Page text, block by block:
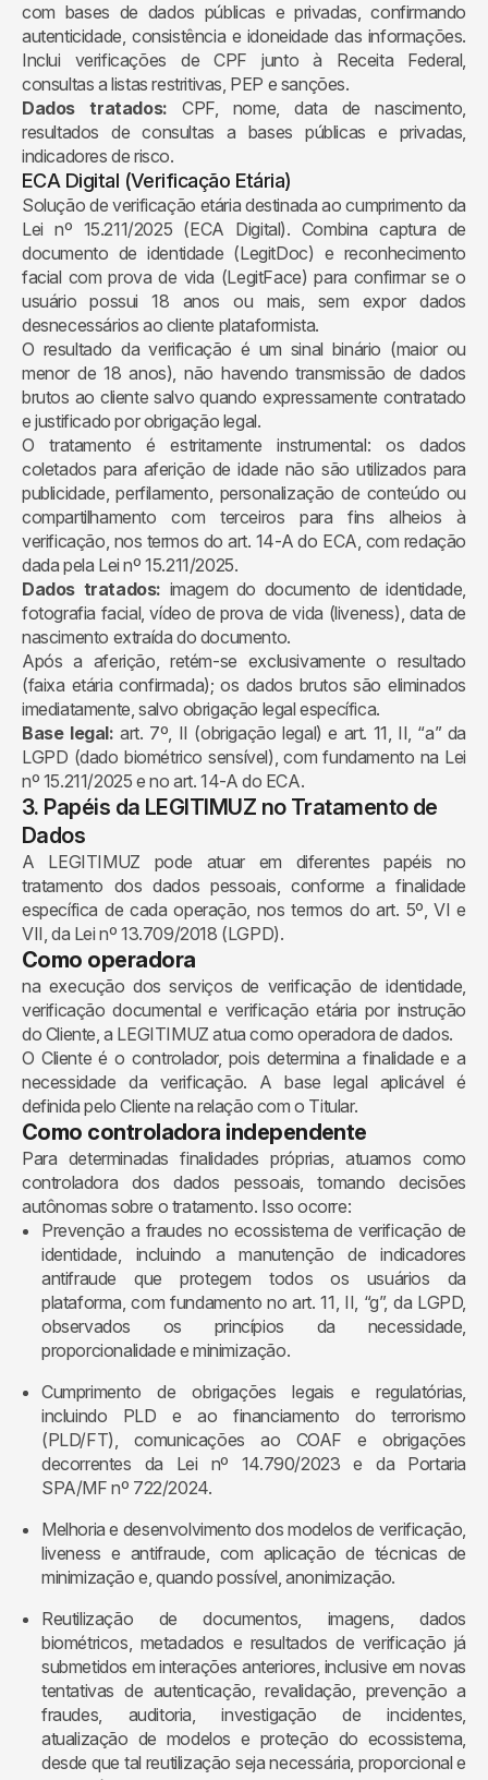
com bases de dados públicas e privadas, confirmando
autenticidade, consistência e idoneidade das informações.
Inclui verificações de CPF junto à Receita Federal,
consultas a listas restritivas, PEP e sanções.
Dados tratados: CPF, nome, data de nascimento,
resultados de consultas a bases públicas e privadas,
indicadores de risco.
ECA Digital (Verificação Etária)
Solução de verificação etária destinada ao cumprimento da
Lei nº 15.211/2025 (ECA Digital). Combina captura de
documento de identidade (LegitDoc) e reconhecimento
facial com prova de vida (LegitFace) para confirmar se o
usuário possui 18 anos ou mais, sem expor dados
desnecessários ao cliente plataformista.
O resultado da verificação é um sinal binário (maior ou
menor de 18 anos), não havendo transmissão de dados
brutos ao cliente salvo quando expressamente contratado
e justificado por obrigação legal.
O tratamento é estritamente instrumental: os dados
coletados para aferição de idade não são utilizados para
publicidade, perfilamento, personalização de conteúdo ou
compartilhamento com terceiros para fins alheios à
verificação, nos termos do art. 14-A do ECA, com redação
dada pela Lei nº 15.211/2025.
Dados tratados: imagem do documento de identidade,
fotografia facial, vídeo de prova de vida (liveness), data de
nascimento extraída do documento.
Após a aferição, retém-se exclusivamente o resultado
(faixa etária confirmada); os dados brutos são eliminados
imediatamente, salvo obrigação legal específica.
Base legal: art. 7º, II (obrigação legal) e art. 11, II, “a” da
LGPD (dado biométrico sensível), com fundamento na Lei
nº 15.211/2025 e no art. 14-A do ECA.
3. Papéis da LEGITIMUZ no Tratamento de
Dados
A LEGITIMUZ pode atuar em diferentes papéis no
tratamento dos dados pessoais, conforme a finalidade
específica de cada operação, nos termos do art. 5º, VI e
VII, da Lei nº 13.709/2018 (LGPD).
Como operadora
na execução dos serviços de verificação de identidade,
verificação documental e verificação etária por instrução
do Cliente, a LEGITIMUZ atua como operadora de dados.
O Cliente é o controlador, pois determina a finalidade e a
necessidade da verificação. A base legal aplicável é
definida pelo Cliente na relação com o Titular.
Como controladora independente
Para determinadas finalidades próprias, atuamos como
controladora dos dados pessoais, tomando decisões
autônomas sobre o tratamento. Isso ocorre:
Prevenção a fraudes no ecossistema de verificação de
identidade, incluindo a manutenção de indicadores
antifraude que protegem todos os usuários da
plataforma, com fundamento no art. 11, II, “g”, da LGPD,
observados os princípios da necessidade,
proporcionalidade e minimização.
Cumprimento de obrigações legais e regulatórias,
incluindo PLD e ao financiamento do terrorismo
(PLD/FT), comunicações ao COAF e obrigações
decorrentes da Lei nº 14.790/2023 e da Portaria
SPA/MF nº 722/2024.
Melhoria e desenvolvimento dos modelos de verificação,
liveness e antifraude, com aplicação de técnicas de
minimização e, quando possível, anonimização.
Reutilização de documentos, imagens, dados
biométricos, metadados e resultados de verificação já
submetidos em interações anteriores, inclusive em novas
tentativas de autenticação, revalidação, prevenção a
fraudes, auditoria, investigação de incidentes,
atualização de modelos e proteção do ecossistema,
desde que tal reutilização seja necessária, proporcional e